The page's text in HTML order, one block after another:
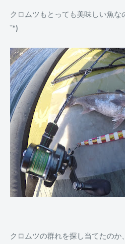
クロムツもとっても美味しい魚な
˘*)
クロムツの群れを探し当てたのか